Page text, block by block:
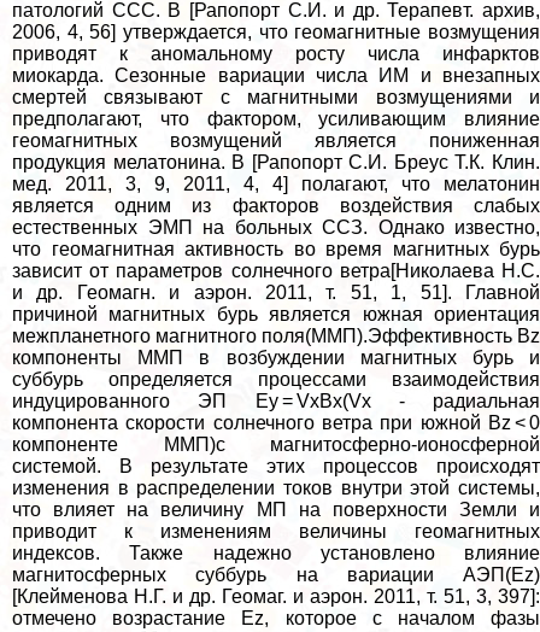
патологий ССС. В [Рапопорт С.И. и др. Терапевт. архив,
2006, 4, 56] утверждается, что геомагнитные возмущения
приводят к аномальному росту числа инфарктов
миокарда. Сезонные вариации числа ИМ и внезапных
cмepтей связывают с магнитными возмущениями и
предполагают, что фактором, усиливающим влияние
геомагнитных возмущений является пониженная
продукция мелатонина. В [Рапопорт С.И. Бреус Т.К. Клин.
мед. 2011, 3, 9, 2011, 4, 4] полагают, что мелатонин
является одним из факторов воздействия слабых
естественных ЭМП на больных ССЗ. Однако известно,
что геомагнитная активность во время магнитных бурь
зависит от параметров солнечного ветра[Николаева Н.С.
и др. Геомагн. и аэрон. 2011, т. 51, 1, 51]. Главной
причиной магнитных бурь является южная ориентация
межпланетного магнитного поля(ММП).Эффективность Вz
компоненты ММП в возбуждении магнитных бурь и
суббурь определяется процессами взаимодействия
индуцированного ЭП Еу = VхBх(Vx - радиальная
компонента скорости солнечного ветра при южной Вz < 0
компоненте ММП)с магнитосферно-ионосферной
системой. В результате этих процессов происходят
изменения в распределении токов внутри этой системы,
что влияет на величину МП на поверхности Земли и
приводит к изменениям величины геомагнитных
индексов. Также надежно установлено влияние
магнитосферных суббурь на вариации АЭП(Еz)
[Клейменова Н.Г. и др. Геомаг. и аэрон. 2011, т. 51, 3, 397]:
отмечено возрастание Еz, которое с началом фазы